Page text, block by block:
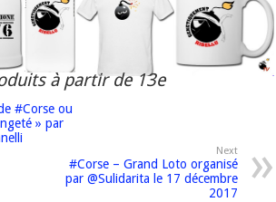
à partir de 13e
#Corse ou
» par
Next
#Corse – Grand Loto organisé
par @Sulidarita le 17 décembre
2017